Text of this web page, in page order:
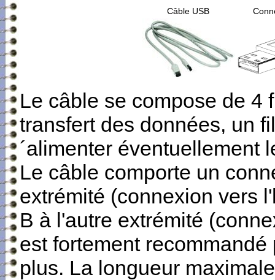
Câble USB
Le câble se compose de 4
transfert des données, un
´alimenter éventuellement
Le câble comporte un
extrémité (connexion vers
B à l'autre extrémité
est fortement
plus. La longueur